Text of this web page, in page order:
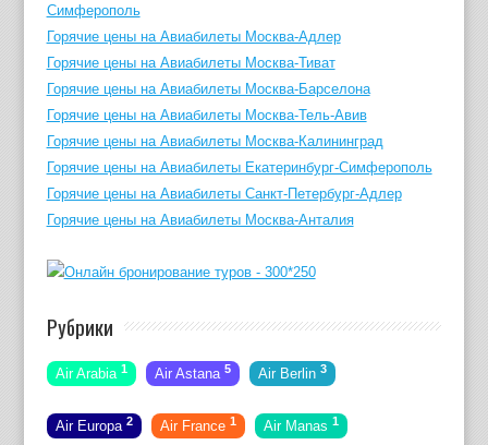
Симферополь
Горячие цены на Авиабилеты Москва-Адлер
Горячие цены на Авиабилеты Москва-Тиват
Горячие цены на Авиабилеты Москва-Барселона
Горячие цены на Авиабилеты Москва-Тель-Авив
Горячие цены на Авиабилеты Москва-Калининград
Горячие цены на Авиабилеты Екатеринбург-Симферополь
Горячие цены на Авиабилеты Санкт-Петербург-Адлер
Горячие цены на Авиабилеты Москва-Анталия
Рубрики
Air Arabia 1 Air Astana 5 Air Berlin 3
Air Europa 2 Air France 1 Air Manas 1